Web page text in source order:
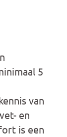
5
van
en
is een